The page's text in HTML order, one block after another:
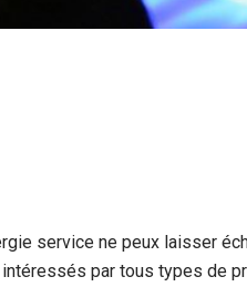
service ne peux laisser
par tous types de